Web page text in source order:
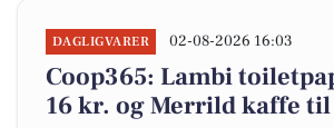
DAGLIGVARER 02-08-2026 16:03
Coop365: Lambi
16 kr. og Merrild kaffe til